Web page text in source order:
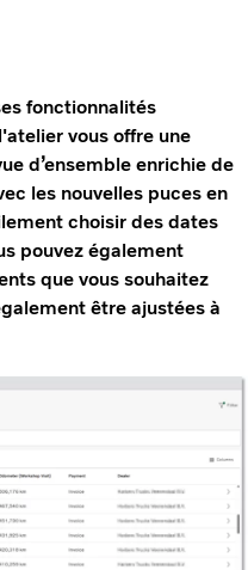
fonctionnalités
vous offre une
d’ensemble enrichie de
les nouvelles puces en
choisir des dates
pouvez également
que vous souhaitez
être ajustées à